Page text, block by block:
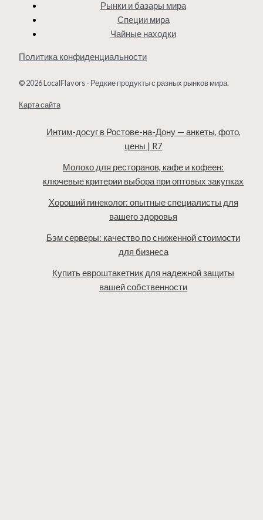
Рынки и базары мира
Специи мира
Чайные находки
Политика конфиденциальности
© 2026 LocalFlavors - Редкие продукты с разных рынков мира.
Карта сайта
Интим-досуг в Ростове-на-Дону — анкеты, фото,
цены | R7
Молоко для ресторанов, кафе и кофеен:
ключевые критерии выбора при оптовых закупках
Хороший гинеколог: опытные специалисты для
вашего здоровья
Бэм серверы: качество по сниженной стоимости
для бизнеса
Купить евроштакетник для надежной защиты
вашей собственности